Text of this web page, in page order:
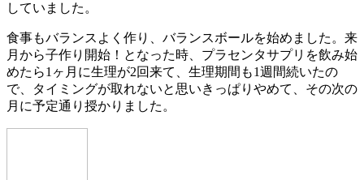
していました。
食事もバランスよく作り、バランスボールを始めました。来
月から子作り開始！となった時、プラセンタサプリを飲み始
めたら1ヶ月に生理が2回来て、生理期間も1週間続いたの
で、タイミングが取れないと思いきっぱりやめて、その次の
月に予定通り授かりました。